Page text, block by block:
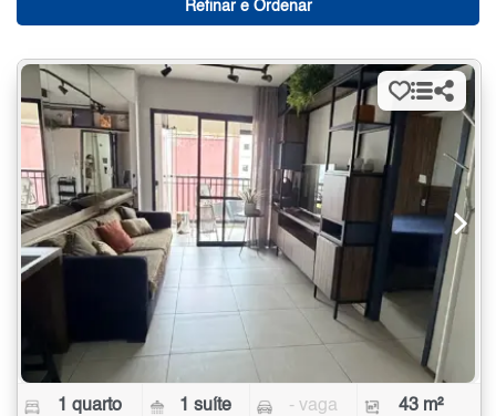
Refinar e Ordenar
1 quarto 1 suíte - vaga 43 m²